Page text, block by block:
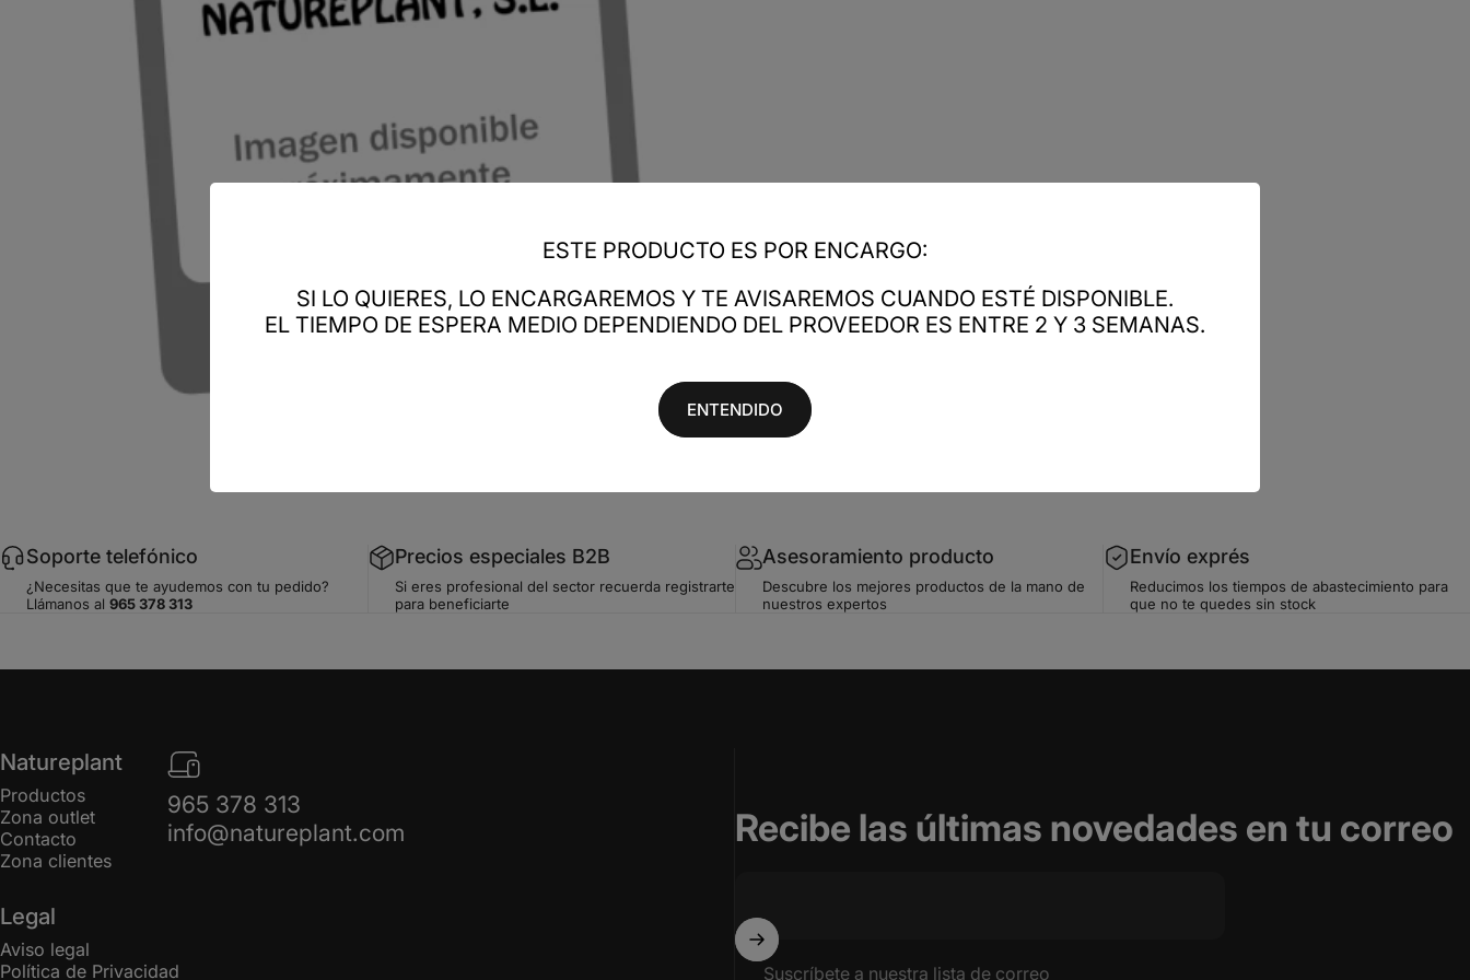
Soporte telefónico
¿Necesitas que te ayudemos con tu pedido?
Llámanos al 965 378 313
Precios especiales B2B
Si eres profesional del sector recuerda registrarte
para beneficiarte
Asesoramiento producto
Descubre los mejores productos de la mano de
nuestros expertos
Envío exprés
Reducimos los tiempos de abastecimiento para
que no te quedes sin stock
Natureplant
Productos
Zona outlet
Contacto
Zona clientes
965 378 313
info@natureplant.com
Legal
Aviso legal
Política de Privacidad
Recibe las últimas novedades en tu correo
Suscríbete a nuestra lista de correo
ESTE PRODUCTO ES POR ENCARGO:
SI LO QUIERES, LO ENCARGAREMOS Y TE AVISAREMOS CUANDO ESTÉ DISPONIBLE.
EL TIEMPO DE ESPERA MEDIO DEPENDIENDO DEL PROVEEDOR ES ENTRE 2 Y 3 SEMANAS.
ENTENDIDO